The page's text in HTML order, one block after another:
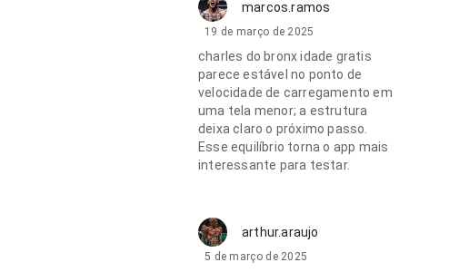
marcos.ramos
19 de março de 2025
charles do bronx idade gratis
parece estável no ponto de
velocidade de carregamento em
uma tela menor; a estrutura
deixa claro o próximo passo.
Esse equilíbrio torna o app mais
interessante para testar.
arthur.araujo
5 de março de 2025